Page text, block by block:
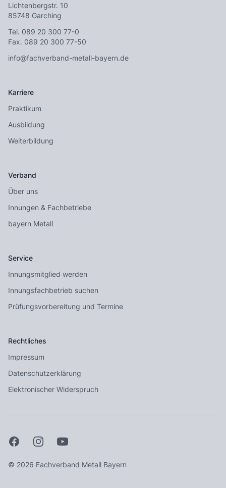
Lichtenbergstr. 10
85748 Garching
Tel. 089 20 300 77-0
Fax. 089 20 300 77-50
info@fachverband-metall-bayern.de
Karriere
Praktikum
Ausbildung
Weiterbildung
Verband
Über uns
Innungen & Fachbetriebe
bayern Metall
Service
Innungsmitglied werden
Innungsfachbetrieb suchen
Prüfungsvorbereitung und Termine
Rechtliches
Impressum
Datenschutzerklärung
Elektronischer Widerspruch
© 2026 Fachverband Metall Bayern